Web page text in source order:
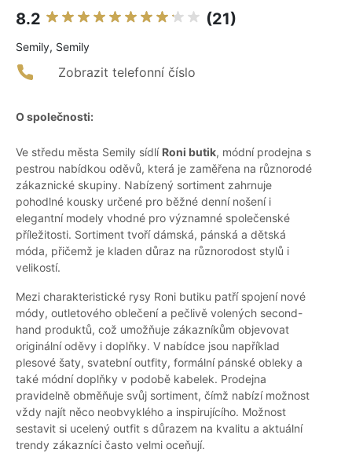
8.2 (21)
Semily, Semily
Zobrazit telefonní číslo
O společnosti:
Ve středu města Semily sídlí Roni butik, módní prodejna s
pestrou nabídkou oděvů, která je zaměřena na různorodé
zákaznické skupiny. Nabízený sortiment zahrnuje
pohodlné kousky určené pro běžné denní nošení i
elegantní modely vhodné pro významné společenské
příležitosti. Sortiment tvoří dámská, pánská a dětská
móda, přičemž je kladen důraz na různorodost stylů i
velikostí.
Mezi charakteristické rysy Roni butiku patří spojení nové
módy, outletového oblečení a pečlivě volených second-
hand produktů, což umožňuje zákazníkům objevovat
originální oděvy i doplňky. V nabídce jsou například
plesové šaty, svatební outfity, formální pánské obleky a
také módní doplňky v podobě kabelek. Prodejna
pravidelně obměňuje svůj sortiment, čímž nabízí možnost
vždy najít něco neobvyklého a inspirujícího. Možnost
sestavit si ucelený outfit s důrazem na kvalitu a aktuální
trendy zákazníci často velmi oceňují.